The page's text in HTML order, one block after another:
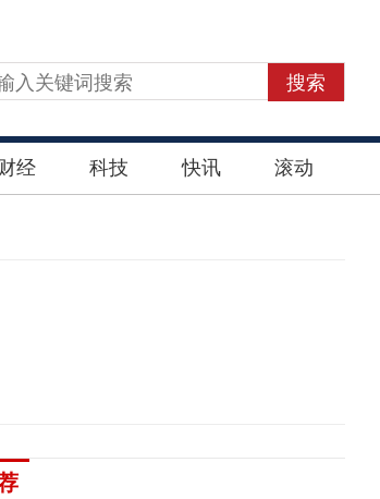
搜索
经 科技 快讯 滚动